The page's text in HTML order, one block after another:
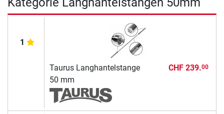
1
Taurus Langhantelstange
50 mm
CHF 239.00